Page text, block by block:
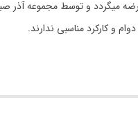
میگردد و توسط مجموعه آذر
و کارکرد مناسبی ندارند.